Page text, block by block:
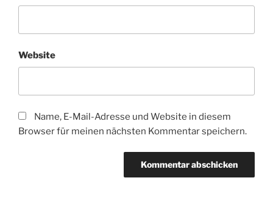
Website
Name, E-Mail-Adresse und Website in diesem
Browser für meinen nächsten Kommentar speichern.